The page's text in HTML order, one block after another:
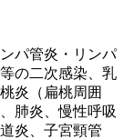
パ管炎・リンパ
の二次感染、乳
炎（扁桃周囲
肺炎、慢性呼吸
炎、子宮頸管